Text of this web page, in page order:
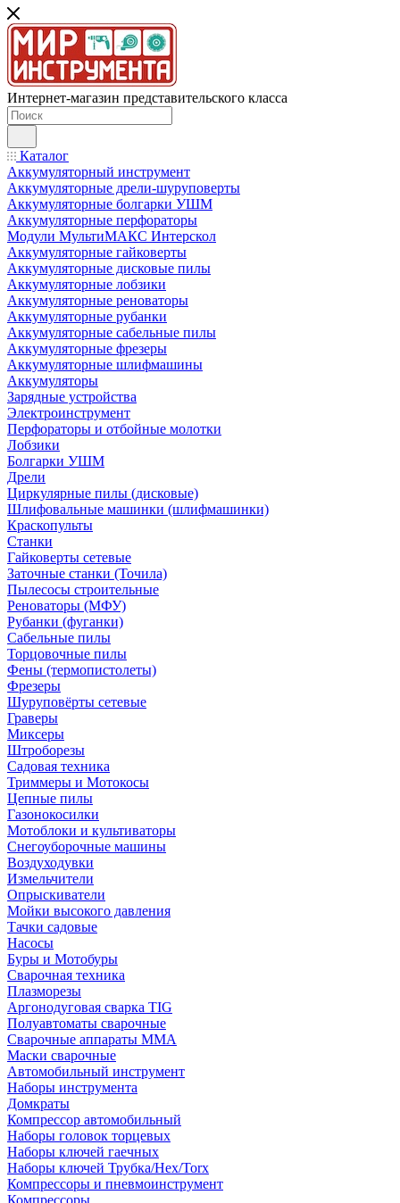
Интернет-магазин представительского класса
Каталог
Аккумуляторный инструмент
Аккумуляторные дрели-шуруповерты
Аккумуляторные болгарки УШМ
Аккумуляторные перфораторы
Модули МультиМАКС Интерскол
Аккумуляторные гайковерты
Аккумуляторные дисковые пилы
Аккумуляторные лобзики
Аккумуляторные реноваторы
Аккумуляторные рубанки
Аккумуляторные сабельные пилы
Аккумуляторные фрезеры
Аккумуляторные шлифмашины
Аккумуляторы
Зарядные устройства
Электроинструмент
Перфораторы и отбойные молотки
Лобзики
Болгарки УШМ
Дрели
Циркулярные пилы (дисковые)
Шлифовальные машинки (шлифмашинки)
Краскопульты
Станки
Гайковерты сетевые
Заточные станки (Точила)
Пылесосы строительные
Реноваторы (МФУ)
Рубанки (фуганки)
Сабельные пилы
Торцовочные пилы
Фены (термопистолеты)
Фрезеры
Шуруповёрты сетевые
Граверы
Миксеры
Штроборезы
Садовая техника
Триммеры и Мотокосы
Цепные пилы
Газонокосилки
Мотоблоки и культиваторы
Снегоуборочные машины
Воздуходувки
Измельчители
Опрыскиватели
Мойки высокого давления
Тачки садовые
Насосы
Буры и Мотобуры
Сварочная техника
Плазморезы
Аргонодуговая сварка TIG
Полуавтоматы сварочные
Сварочные аппараты ММА
Маски сварочные
Автомобильный инструмент
Наборы инструмента
Домкраты
Компрессор автомобильный
Наборы головок торцевых
Наборы ключей гаечных
Наборы ключей Трубка/Hex/Torx
Компрессоры и пневмоинструмент
Компрессоры